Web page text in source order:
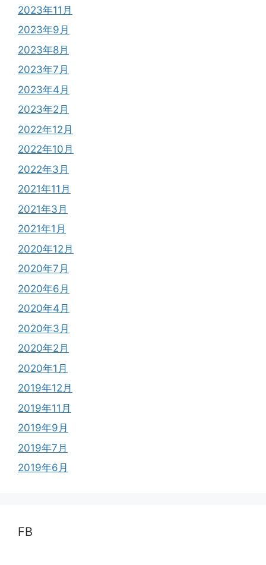
2023年11月
2023年9月
2023年8月
2023年7月
2023年4月
2023年2月
2022年12月
2022年10月
2022年3月
2021年11月
2021年3月
2021年1月
2020年12月
2020年7月
2020年6月
2020年4月
2020年3月
2020年2月
2020年1月
2019年12月
2019年11月
2019年9月
2019年7月
2019年6月
FB